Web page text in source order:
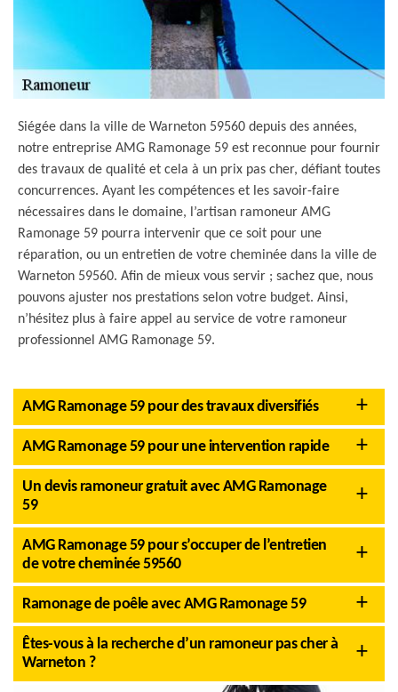
Siégée dans la ville de Warneton 59560 depuis des années,
notre entreprise AMG Ramonage 59 est reconnue pour fournir
des travaux de qualité et cela à un prix pas cher, défiant toutes
concurrences. Ayant les compétences et les savoir-faire
nécessaires dans le domaine, l’artisan ramoneur AMG
Ramonage 59 pourra intervenir que ce soit pour une
réparation, ou un entretien de votre cheminée dans la ville de
Warneton 59560. Afin de mieux vous servir ; sachez que, nous
pouvons ajuster nos prestations selon votre budget. Ainsi,
n’hésitez plus à faire appel au service de votre ramoneur
professionnel AMG Ramonage 59.
AMG Ramonage 59 pour des travaux diversifiés
AMG Ramonage 59 pour une intervention rapide
Un devis ramoneur gratuit avec AMG Ramonage
59
AMG Ramonage 59 pour s’occuper de l’entretien
de votre cheminée 59560
Ramonage de poêle avec AMG Ramonage 59
Êtes-vous à la recherche d’un ramoneur pas cher à
Warneton ?